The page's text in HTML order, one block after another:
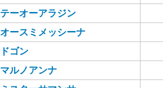
テーオーアラジン
オースミメッシーナ
ドゴン
マルノアンナ